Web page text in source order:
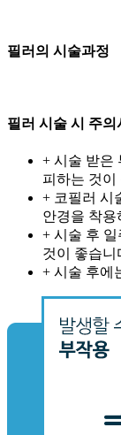
필러의 시술과정
필러 시술 시 주의
+ 시술 받은
피하는 것이
+ 코필러 시
안경을 착용
+ 시술 후
것이 좋습니
+ 시술 후에